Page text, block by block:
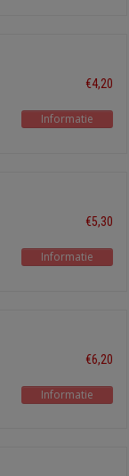
€4,20
Informatie
€5,30
Informatie
€6,20
Informatie